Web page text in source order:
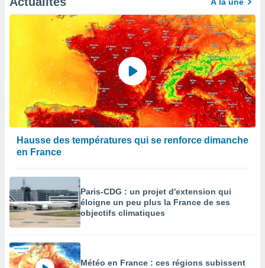
Hausse des températures qui se renforce dimanche
en France
Paris-CDG : un projet d'extension qui
éloigne un peu plus la France de ses
objectifs climatiques
Météo en France : ces régions subissent